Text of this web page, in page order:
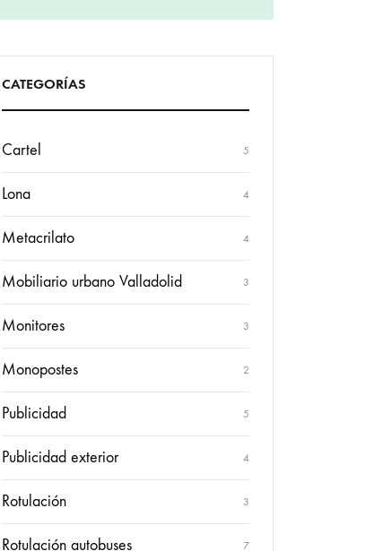
CATEGORÍAS
Cartel 5
Lona 4
Metacrilato 4
Mobiliario urbano Valladolid 3
Monitores 3
Monopostes 2
Publicidad 5
Publicidad exterior 4
Rotulación 3
Rotulación autobuses 7